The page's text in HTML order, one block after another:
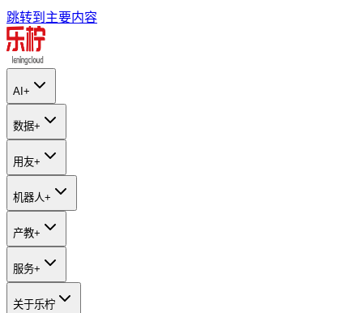
跳转到主要内容
AI+
数据+
用友+
机器人+
产教+
服务+
关于乐柠